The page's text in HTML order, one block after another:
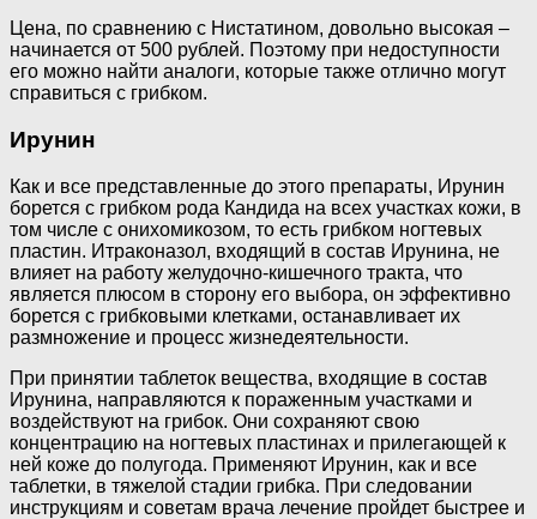
Цена, по сравнению с Нистатином, довольно высокая –
начинается от 500 рублей. Поэтому при недоступности
его можно найти аналоги, которые также отлично могут
справиться с грибком.
Ирунин
Как и все представленные до этого препараты, Ирунин
борется с грибком рода Кандида на всех участках кожи, в
том числе с онихомикозом, то есть грибком ногтевых
пластин. Итраконазол, входящий в состав Ирунина, не
влияет на работу желудочно-кишечного тракта, что
является плюсом в сторону его выбора, он эффективно
борется с грибковыми клетками, останавливает их
размножение и процесс жизнедеятельности.
При принятии таблеток вещества, входящие в состав
Ирунина, направляются к пораженным участками и
воздействуют на грибок. Они сохраняют свою
концентрацию на ногтевых пластинах и прилегающей к
ней коже до полугода. Применяют Ирунин, как и все
таблетки, в тяжелой стадии грибка. При следовании
инструкциям и советам врача лечение пройдет быстрее и